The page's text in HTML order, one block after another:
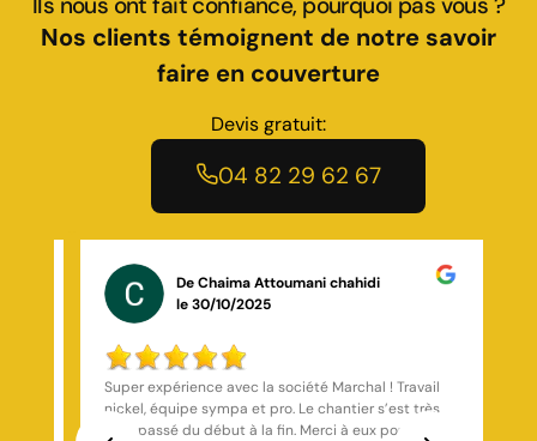
Nos clients témoignent de notre savoir
faire en couverture
Devis gratuit:
04 82 29 62 67
De Mickael Keller
le 08/01/2025
Artisan très sérieux ponctuel devis respecter délai
respecter je suis très satisfait de cette entreprise je
vous le recommande fortement